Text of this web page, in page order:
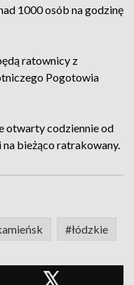
1000 osób na godzinę
ratownicy z
Pogotowia
otwarty codziennie od
bieżąco ratrakowany.
#łódzkie